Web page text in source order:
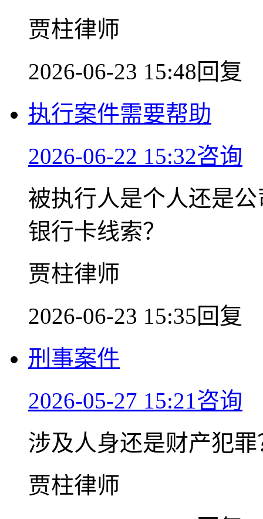
贾柱律师
2026-06-23 15:48回复
执行案件需要帮助
2026-06-22 15:32咨询
被执行人是个人还是
银行卡线索？
贾柱律师
2026-06-23 15:35回复
刑事案件
2026-05-27 15:21咨询
涉及人身还是财产犯罪
贾柱律师